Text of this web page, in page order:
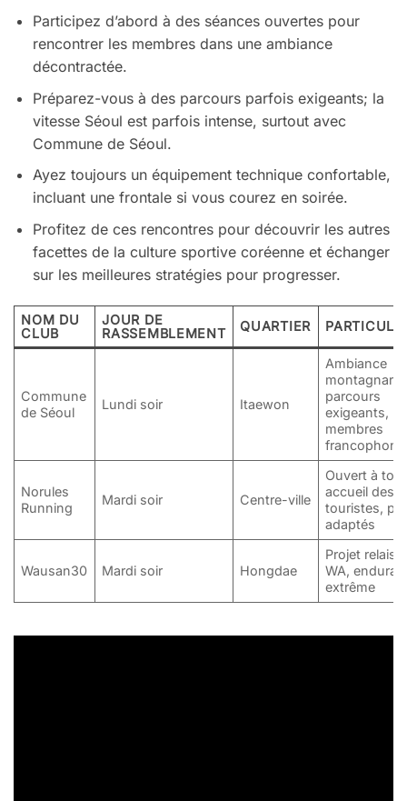
Participez d’abord à des séances ouvertes pour
rencontrer les membres dans une ambiance
décontractée.
Préparez-vous à des parcours parfois exigeants; la
vitesse Séoul est parfois intense, surtout avec
Commune de Séoul.
Ayez toujours un équipement technique confortable,
incluant une frontale si vous courez en soirée.
Profitez de ces rencontres pour découvrir les autres
facettes de la culture sportive coréenne et échanger
sur les meilleures stratégies pour progresser.
NOM DU
CLUB
JOUR DE
RASSEMBLEMENT
QUARTIER
Commune
de Séoul
Lundi soir Itaewon
Ambiance
parcours
exigeants,
membres
Norules
Running
Mardi soir Centre-ville
Ouvert à
accueil des
touristes,
adaptés
Wausan30 Mardi soir Hongdae
Projet relais
WA,
extrême